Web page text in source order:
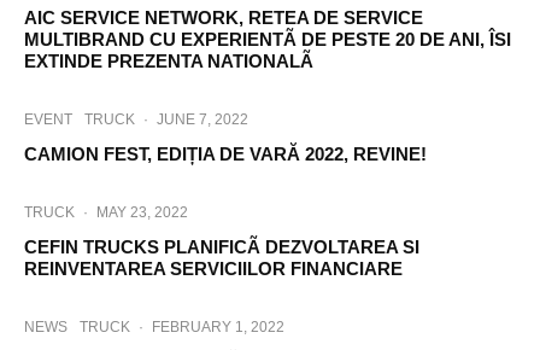
AIC SERVICE NETWORK, RETEA DE SERVICE
MULTIBRAND CU EXPERIENTÃ DE PESTE 20 DE ANI, ÎSI
EXTINDE PREZENTA NATIONALÃ
EVENT TRUCK · JUNE 7, 2022
CAMION FEST, EDIȚIA DE VARĂ 2022, REVINE!
TRUCK · MAY 23, 2022
CEFIN TRUCKS PLANIFICÃ DEZVOLTAREA SI
REINVENTAREA SERVICIILOR FINANCIARE
NEWS TRUCK · FEBRUARY 1, 2022